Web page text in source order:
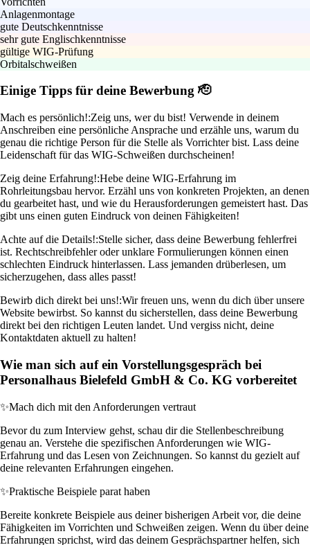
Anlagenmontage
gute Deutschkenntnisse
sehr gute Englischkenntnisse
gültige WIG-Prüfung
Orbitalschweißen
Einige Tipps für deine Bewerbung 🫡
Mach es persönlich!:Zeig uns, wer du bist! Verwende in deinem
Anschreiben eine persönliche Ansprache und erzähle uns, warum du
genau die richtige Person für die Stelle als Vorrichter bist. Lass deine
Leidenschaft für das WIG-Schweißen durchscheinen!
Zeig deine Erfahrung!:Hebe deine WIG-Erfahrung im
Rohrleitungsbau hervor. Erzähl uns von konkreten Projekten, an denen
du gearbeitet hast, und wie du Herausforderungen gemeistert hast. Das
gibt uns einen guten Eindruck von deinen Fähigkeiten!
Achte auf die Details!:Stelle sicher, dass deine Bewerbung fehlerfrei
ist. Rechtschreibfehler oder unklare Formulierungen können einen
schlechten Eindruck hinterlassen. Lass jemanden drüberlesen, um
sicherzugehen, dass alles passt!
Bewirb dich direkt bei uns!:Wir freuen uns, wenn du dich über unsere
Website bewirbst. So kannst du sicherstellen, dass deine Bewerbung
direkt bei den richtigen Leuten landet. Und vergiss nicht, deine
Kontaktdaten aktuell zu halten!
Wie man sich auf ein Vorstellungsgespräch bei
Personalhaus Bielefeld GmbH & Co. KG vorbereitet
✨Mach dich mit den Anforderungen vertraut
Bevor du zum Interview gehst, schau dir die Stellenbeschreibung
genau an. Verstehe die spezifischen Anforderungen wie WIG-
Erfahrung und das Lesen von Zeichnungen. So kannst du gezielt auf
deine relevanten Erfahrungen eingehen.
✨Praktische Beispiele parat haben
Bereite konkrete Beispiele aus deiner bisherigen Arbeit vor, die deine
Fähigkeiten im Vorrichten und Schweißen zeigen. Wenn du über deine
Erfahrungen sprichst, wird das deinem Gesprächspartner helfen, sich